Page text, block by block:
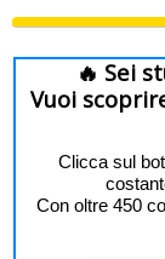
🔥 Sei
Vuoi
Clicca sul
Con oltre 450